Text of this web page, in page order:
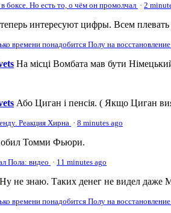
боксе. Но есть то, о чём он промолчал · 2
интересуют цифры. Всем плевать
времени понадобится Полу на
На місці Вомбата мав бути
Або Циган і пенсія. ( Якщо Циган
Реакция Хирна · 8 minutes ago
Томми Фьюри.
Пола: видео · 11 minutes ago
Ну не знаю. Таких денег не видел даже
времени понадобится Полу на